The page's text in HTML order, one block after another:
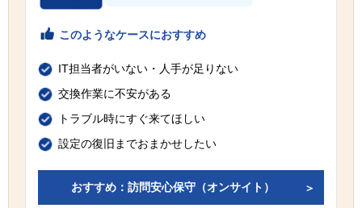
このようなケースにおすすめ
IT担当者がいない・人手が足りない
交換作業に不安がある
トラブル時にすぐ来てほしい
設定の復旧までおまかせしたい
おすすめ：訪問安心保守（オンサイト）